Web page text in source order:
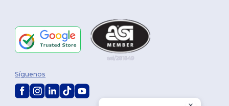
Síguenos